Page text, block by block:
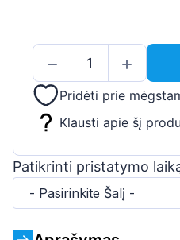
Pridėti prie
Klausti apie šį
Patikrinti pristatymo
- Pasirinkite Šalį -